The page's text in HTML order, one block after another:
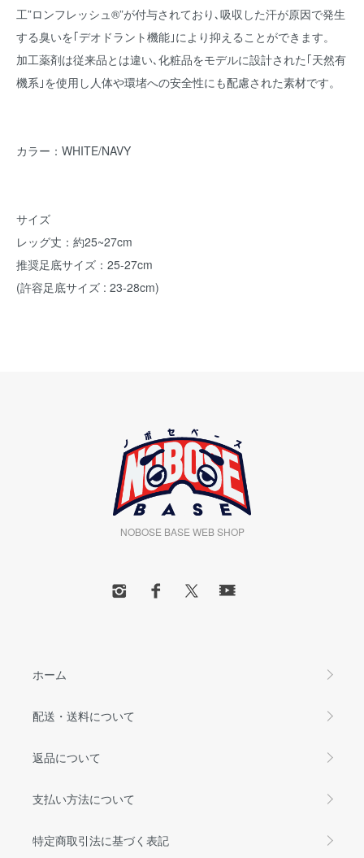
工”ロンフレッシュ®”が付与されており､吸収した汗が原因で発生
する臭いを｢デオドラント機能｣により抑えることができます。
加工薬剤は従来品とは違い､化粧品をモデルに設計された｢天然有
機系｣を使用し人体や環堵への安全性にも配慮された素材です。
カラー：WHITE/NAVY
サイズ
レッグ丈：約25~27cm
推奨足底サイズ：25-27cm
(許容足底サイズ : 23-28cm)
NOBOSE BASE WEB SHOP
ホーム
配送・送料について
返品について
支払い方法について
特定商取引法に基づく表記